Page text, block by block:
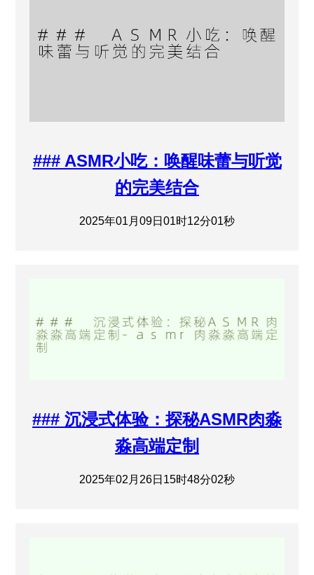
### ASMR小吃：唤醒味蕾与听觉
的完美结合
2025年01月09日01时12分01秒
### 沉浸式体验：探秘ASMR肉淼
淼高端定制
2025年02月26日15时48分02秒